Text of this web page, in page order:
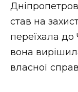
НОВИНИ
став на
переїхала до
вона
власної